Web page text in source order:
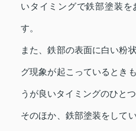
いタイミングで鉄部塗装
す。
また、鉄部の表面に白い粉
グ現象が起こっているとき
うが良いタイミングのひとつ
そのほか、鉄部塗装をして